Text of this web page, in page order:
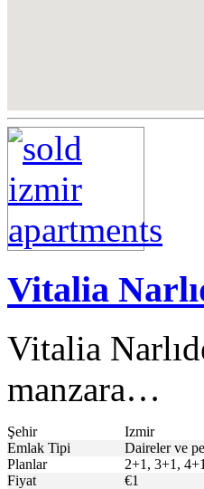
Vitalia
Vitalia
manzara…
Şehir
Izmir
Emlak Tipi
Daireler ve
Planlar
2+1, 3+1, 4+1
Fiyat
€1